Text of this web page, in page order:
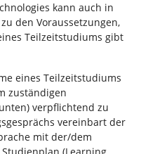
kann auch in
den Voraussetzungen,
Teilzeitstudiums gibt
eines Teilzeitstudiums
zuständigen
verpflichtend zu
vereinbart der
mit der/dem